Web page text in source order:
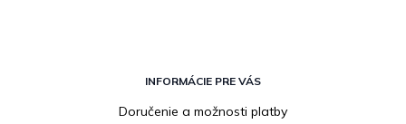
INFORMÁCIE PRE VÁS
Doručenie a možnosti platby